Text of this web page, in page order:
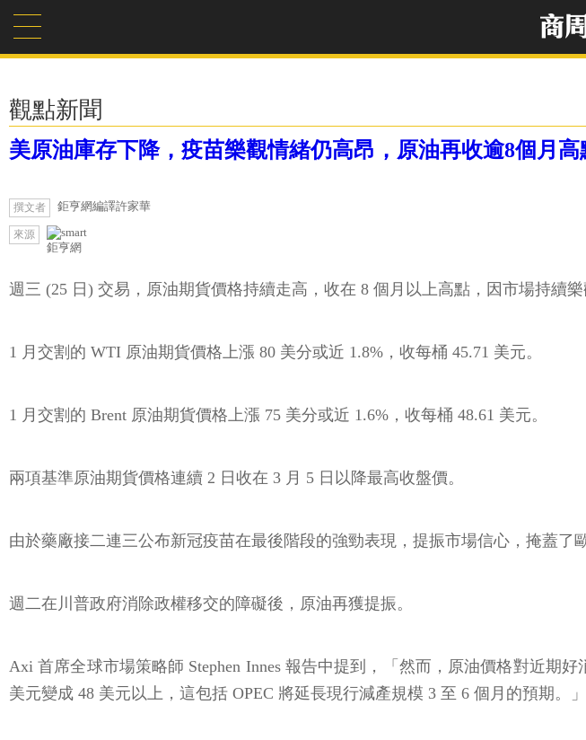
觀點新聞
美原油庫存下降，疫苗樂觀情緒仍高昂，原油再收逾8個月高
撰文者 鉅亨網編譯許家華
來源
鉅亨網
週三 (25 日) 交易，原油期貨價格持續走高，收在 8 個月以上高點，因市場持續
1 月交割的 WTI 原油期貨價格上漲 80 美分或近 1.8%，收每桶 45.71 美元。
1 月交割的 Brent 原油期貨價格上漲 75 美分或近 1.6%，收每桶 48.61 美元。
兩項基準原油期貨價格連續 2 日收在 3 月 5 日以降最高收盤價。
由於藥廠接二連三公布新冠疫苗在最後階段的強勁表現，提振市場信心，掩蓋了
週二在川普政府消除政權移交的障礙後，原油再獲提振。
Axi 首席全球市場策略師 Stephen Innes 報告中提到，「然而，原油價格對近期
美元變成 48 美元以上，這包括 OPEC 將延長現行減產規模 3 至 6 個月的預期。」